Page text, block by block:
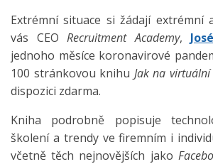
Extrémní situace si žádají extrémní
vás CEO Recruitment Academy,
jednoho měsíce koronavirové
100 stránkovou knihu Jak na
dispozici zdarma.
Kniha podrobně popisuje
školení a trendy ve firemním i
včetně těch nejnovějších jako